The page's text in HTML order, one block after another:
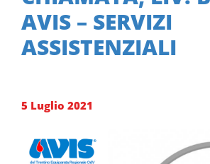
AVIS – SERVIZI
ASSISTENZIALI
5 Luglio 2021